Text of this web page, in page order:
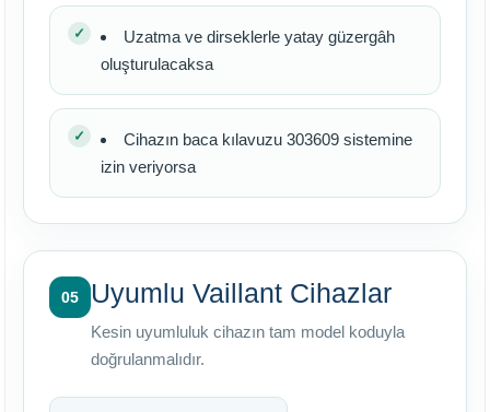
Uzatma ve dirseklerle yatay güzergâh
oluşturulacaksa
Cihazın baca kılavuzu 303609 sistemine
izin veriyorsa
05 Uyumlu Vaillant Cihazlar
Kesin uyumluluk cihazın tam model koduyla
doğrulanmalıdır.